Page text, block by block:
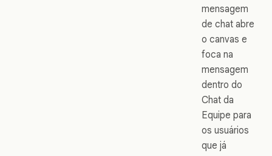
mensagem
de chat abre
o canvas e
foca na
mensagem
dentro do
Chat da
Equipe para
os usuários
que já